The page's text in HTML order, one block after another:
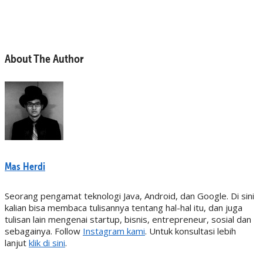
About The Author
Mas Herdi
Seorang pengamat teknologi Java, Android, dan Google. Di sini
kalian bisa membaca tulisannya tentang hal-hal itu, dan juga
tulisan lain mengenai startup, bisnis, entrepreneur, sosial dan
sebagainya. Follow Instagram kami. Untuk konsultasi lebih
lanjut klik di sini.